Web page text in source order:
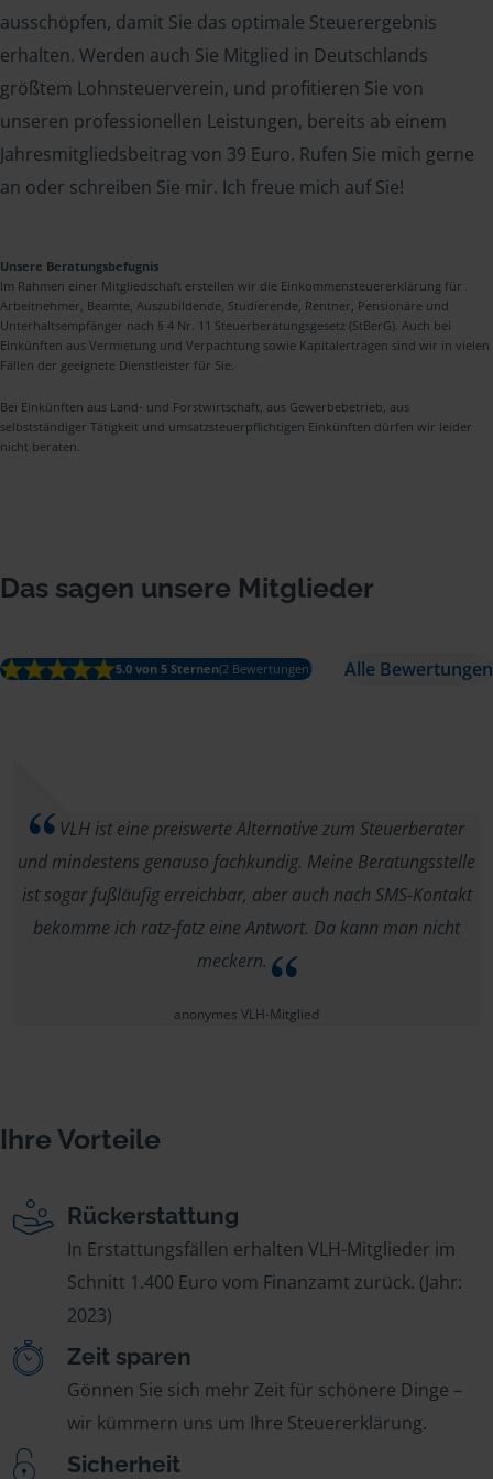
ausschöpfen, damit Sie das optimale Steuerergebnis
erhalten. Werden auch Sie Mitglied in Deutschlands
größtem Lohnsteuerverein, und profitieren Sie von
unseren professionellen Leistungen, bereits ab einem
Jahresmitgliedsbeitrag von 39 Euro. Rufen Sie mich gerne
an oder schreiben Sie mir. Ich freue mich auf Sie!
Unsere Beratungsbefugnis
Im Rahmen einer Mitgliedschaft erstellen wir die Einkommensteuererklärung für
Arbeitnehmer, Beamte, Auszubildende, Studierende, Rentner, Pensionäre und
Unterhaltsempfänger nach § 4 Nr. 11 Steuerberatungsgesetz (StBerG). Auch bei
Einkünften aus Vermietung und Verpachtung sowie Kapitalerträgen sind wir in vielen
Fällen der geeignete Dienstleister für Sie.
Bei Einkünften aus Land- und Forstwirtschaft, aus Gewerbebetrieb, aus
selbstständiger Tätigkeit und umsatzsteuerpflichtigen Einkünften dürfen wir leider
nicht beraten.
Das sagen unsere Mitglieder
5.0 von 5 Sternen(2 Bewertungen) Alle Bewertungen
VLH ist eine preiswerte Alternative zum Steuerberater
und mindestens genauso fachkundig. Meine Beratungsstelle
ist sogar fußläufig erreichbar, aber auch nach SMS-Kontakt
bekomme ich ratz-fatz eine Antwort. Da kann man nicht
meckern.
anonymes VLH-Mitglied
Ihre Vorteile
Rückerstattung
In Erstattungsfällen erhalten VLH-Mitglieder im
Schnitt 1.400 Euro vom Finanzamt zurück. (Jahr:
2023)
Zeit sparen
Gönnen Sie sich mehr Zeit für schönere Dinge –
wir kümmern uns um Ihre Steuererklärung.
Sicherheit